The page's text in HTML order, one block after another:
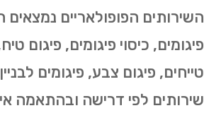
השירותים הפופולאריים
פיגומים, כיסוי פיגומים, פיגום
טייחים, פיגום צבע, פיגומים
שירותים לפי דרישה ובהתאמה